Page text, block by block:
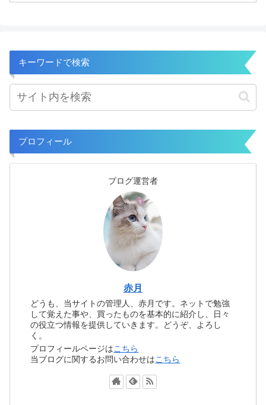
キーワードで検索
プロフィール
ブログ運営者
赤月
どうも、当サイトの管理人、赤月です。ネットで勉強
して覚えた事や、買ったものを基本的に紹介し、日々
の役立つ情報を提供していきます。どうぞ、よろし
く。
プロフィールページはこちら
当ブログに関するお問い合わせはこちら